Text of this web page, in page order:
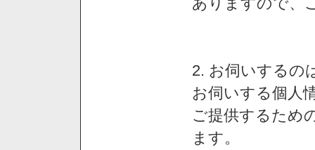
2. お伺いするの
お伺いする個人
ご提供するため
ます。